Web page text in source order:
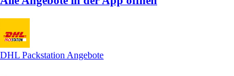
DHL Packstation Angebote